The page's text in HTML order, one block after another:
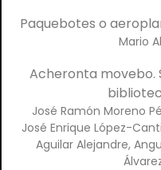
Paquebotes o
Mario
Acheronta movebo.
José Ramón Moreno
José Enrique López-
Aguilar Alejandre,